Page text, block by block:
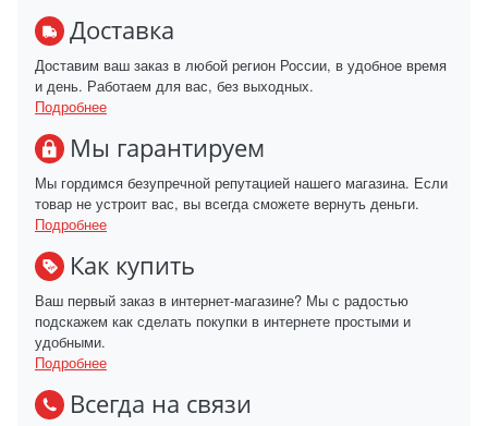
Доставка
Доставим ваш заказ в любой регион России, в удобное время
и день. Работаем для вас, без выходных.
Подробнее
Мы гарантируем
Мы гордимся безупречной репутацией нашего магазина. Если
товар не устроит вас, вы всегда сможете вернуть деньги.
Подробнее
Как купить
Ваш первый заказ в интернет-магазине? Мы с радостью
подскажем как сделать покупки в интернете простыми и
удобными.
Подробнее
Всегда на связи